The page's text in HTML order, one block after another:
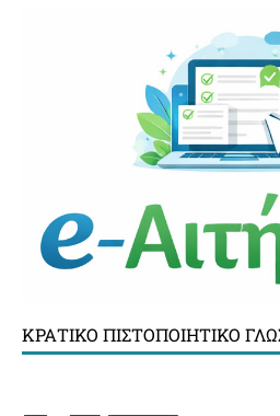
ΚΡΑΤΙΚΌ ΠΙΣΤΟΠΟΙΗΤΙΚΌ